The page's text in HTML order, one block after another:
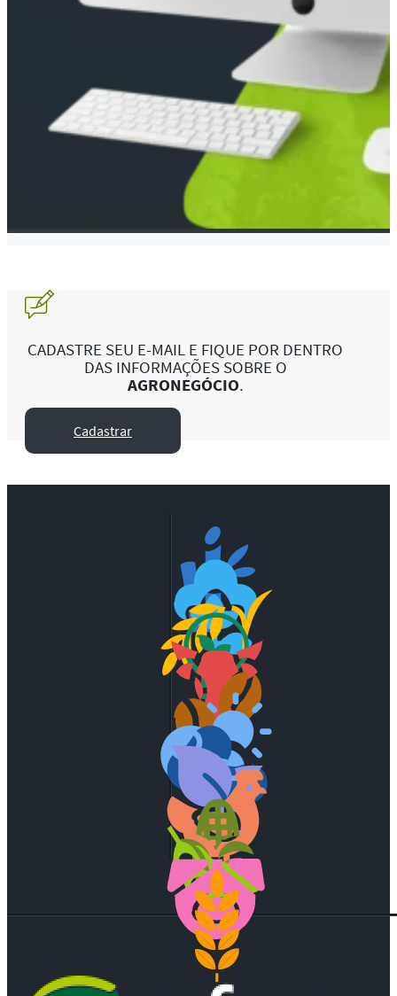
CADASTRE SEU E-MAIL E FIQUE POR DENTRO
DAS INFORMAÇÕES SOBRE O
AGRONEGÓCIO.
Cadastrar